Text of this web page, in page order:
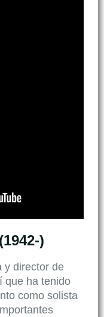
)
y director de
que ha tenido
como solista